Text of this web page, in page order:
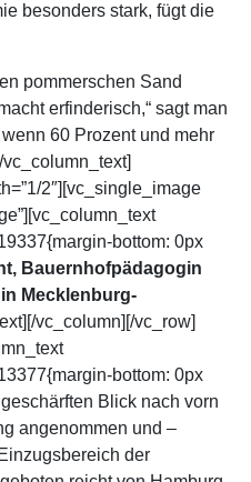
besonders stark, fügt die
pommerschen Sand
erfinderisch,“ sagt man
60 Prozent und mehr
2″][vc_single_image
bottom: 0px
Bauernhofpädagogin
Mecklenburg-
vc_column][/vc_row]
bottom: 0px
Blick nach vorn
angenommen und –
der